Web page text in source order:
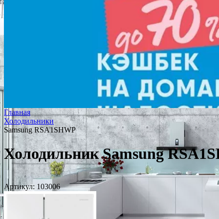
Главная
Холодильники
Samsung RSA1SHWP
Холодильник Samsung
Артикул: 103006